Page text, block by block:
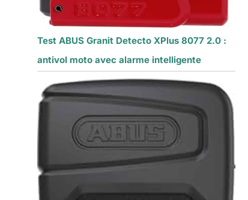
Test ABUS Granit Detecto XPlus 8077 2.0 :
antivol moto avec alarme intelligente